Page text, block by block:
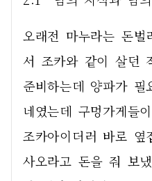
오래전 마누라는 돈벌
서 조카와 같이 살던
준비하는데 양파가
네였는데 구멍가게들
조카아이더러 바로
사오라고 돈을 줘 보